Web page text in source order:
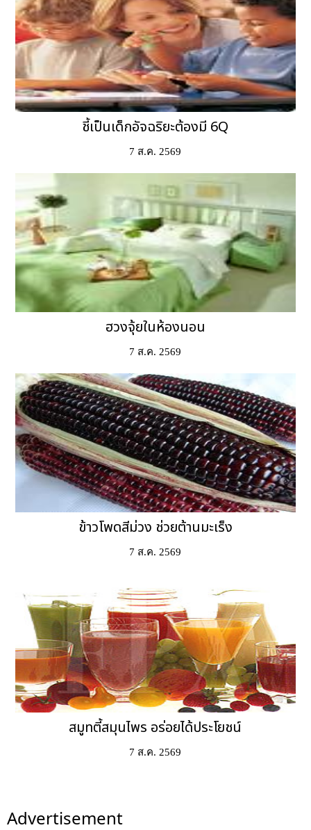
ชี้เป็นเด็กอัจฉริยะต้องมี 6Q
7 ส.ค. 2569
ฮวงจุ้ยในห้องนอน
7 ส.ค. 2569
ข้าวโพดสีม่วง ช่วยต้านมะเร็ง
7 ส.ค. 2569
สมูทตี้สมุนไพร อร่อยได้ประโยชน์
7 ส.ค. 2569
Advertisement